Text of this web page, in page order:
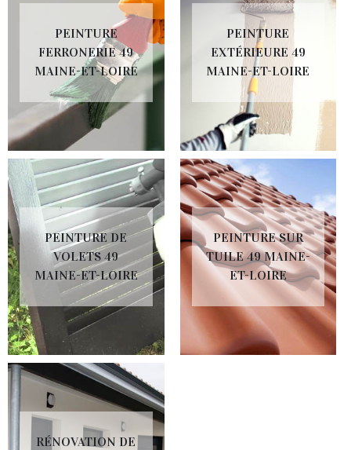
PEINTURE
FERRONERIE 49
MAINE-ET-LOIRE
PEINTURE
EXTÉRIEURE 49
MAINE-ET-LOIRE
PEINTURE DE
VOLETS 49
MAINE-ET-LOIRE
PEINTURE SUR
TUILE 49 MAINE-
ET-LOIRE
RÉNOVATION DE